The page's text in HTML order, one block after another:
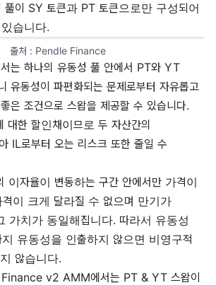
풀이 SY 토큰과 PT 토큰으로만 구성되어
습니다.
출처 : Pendle Finance
는 하나의 유동성 풀 안에서 PT와 YT
유동성이 파편화되는 문제로부터 자유롭고
은 조건으로 스왑을 제공할 수 있습니다.
대한 할인채이므로 두 자산간의
IL로부터 오는 리스크 또한 줄일 수
자율이 변동하는 구간 안에서만 가격이
이 크게 달라질 수 없으며 만기가
가치가 동일해집니다. 따라서 유동성
유동성을 인출하지 않으면 비영구적
않습니다.
v2 AMM에서는 PT & YT 스왑이